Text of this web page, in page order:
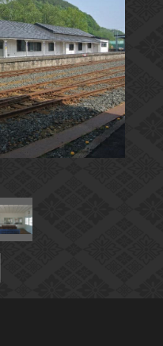
さらに詳細検索
体資料・関連記事等
物館、美術館の皆さまへ
化庁よりご挨拶
月のみどころ
知らせ一覧
のサイトについて
連サイトリンク
イトマップ
イトのご意見はこちら